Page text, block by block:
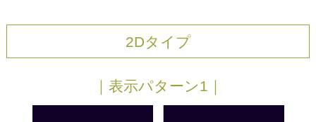
2Dタイプ
｜表示パターン1｜